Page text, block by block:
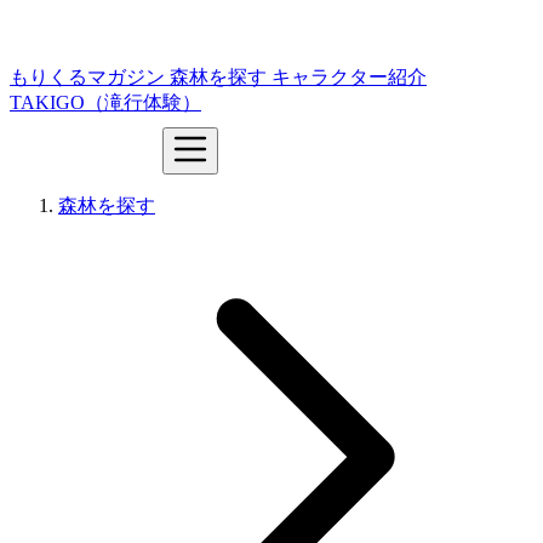
もりくるマガジン 森林を探す キャラクター紹介
TAKIGO（滝行体験）
森林を探す